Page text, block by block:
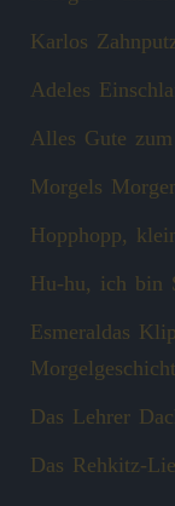
Karlos
Adeles
Alles Gute
Morgels
Hopphopp,
Hu-hu, ich bin
Esmeraldas
Das Lehrer
Das Rehkitz-